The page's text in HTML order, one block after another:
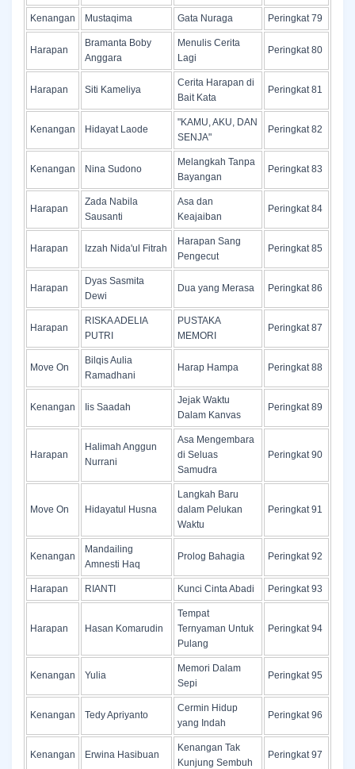
Kenangan Mustaqima Gata Nuraga Peringkat 79
Harapan
Bramanta Boby
Anggara
Menulis Cerita
Lagi
Peringkat 80
Harapan Siti Kameliya
Cerita Harapan di
Bait Kata
Peringkat 81
Kenangan Hidayat Laode
"KAMU, AKU, DAN
SENJA"
Peringkat 82
Kenangan Nina Sudono
Melangkah Tanpa
Bayangan
Peringkat 83
Harapan
Zada Nabila
Sausanti
Asa dan
Keajaiban
Peringkat 84
Harapan Izzah Nida'ul Fitrah
Harapan Sang
Pengecut
Peringkat 85
Harapan
Dyas Sasmita
Dewi
Dua yang Merasa Peringkat 86
Harapan
RISKA ADELIA
PUTRI
PUSTAKA
MEMORI
Peringkat 87
Move On
Bilqis Aulia
Ramadhani
Harap Hampa Peringkat 88
Kenangan Iis Saadah
Jejak Waktu
Dalam Kanvas
Peringkat 89
Harapan
Halimah Anggun
Nurrani
Asa Mengembara
di Seluas
Samudra
Peringkat 90
Move On Hidayatul Husna
Langkah Baru
dalam Pelukan
Waktu
Peringkat 91
Kenangan
Mandailing
Amnesti Haq
Prolog Bahagia Peringkat 92
Harapan RIANTI Kunci Cinta Abadi Peringkat 93
Harapan Hasan Komarudin
Tempat
Ternyaman Untuk
Pulang
Peringkat 94
Kenangan Yulia
Memori Dalam
Sepi
Peringkat 95
Kenangan Tedy Apriyanto
Cermin Hidup
yang Indah
Peringkat 96
Kenangan Erwina Hasibuan
Kenangan Tak
Kunjung Sembuh
Peringkat 97